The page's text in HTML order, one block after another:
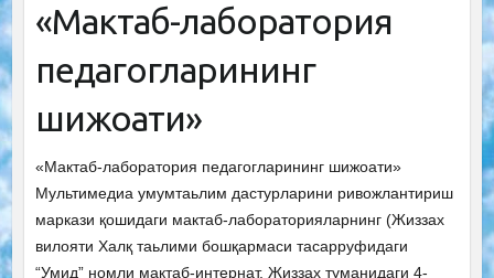
«Мактаб-лаборатория
педагогларининг
шижоати»
«Мактаб-лаборатория педагогларининг шижоати»
Мультимедиа умумтаьлим дастурларини ривожлантириш
маркази қошидаги мактаб-лабораторияларнинг (Жиззах
вилояти Халқ таьлими бошқармаси тасарруфидаги
“Умид” номли мактаб-интернат, Жиззах туманидаги 4-